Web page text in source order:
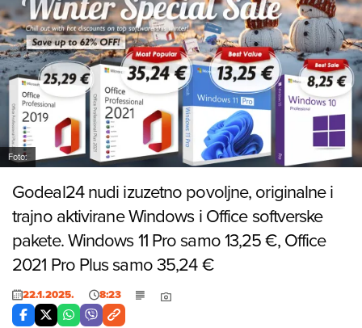
Foto:
Godeal24 nudi izuzetno povoljne, originalne i
trajno aktivirane Windows i Office softverske
pakete. Windows 11 Pro samo 13,25 €, Office
2021 Pro Plus samo 35,24 €
22.1.2025. 8:23